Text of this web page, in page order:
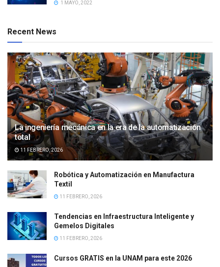
1 MAYO, 2022
Recent News
La ingeniería mecánica en la era de la automatización
total
11 FEBRERO, 2026
Robótica y Automatización en Manufactura
Textil
11 FEBRERO, 2026
Tendencias en Infraestructura Inteligente y
Gemelos Digitales
11 FEBRERO, 2026
Cursos GRATIS en la UNAM para este 2026